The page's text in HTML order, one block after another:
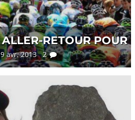
RETOUR POUR
avr. 2013 2